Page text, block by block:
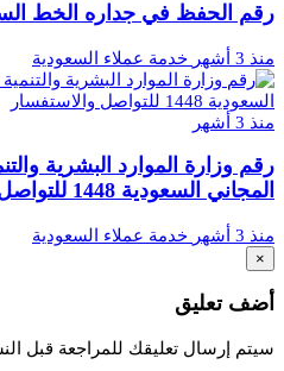
رقم الحفظ في جداره الخط
منذ 3 أشهر خدمة عملاء السعودية
منذ 3 أشهر
رقم وزارة الموارد البشرية
المجاني السعودية 1448 للتواصل والاستفسار
منذ 3 أشهر خدمة عملاء السعودية
×
أضف تعليق
سيتم إرسال تعليقك للمراجعة قبل